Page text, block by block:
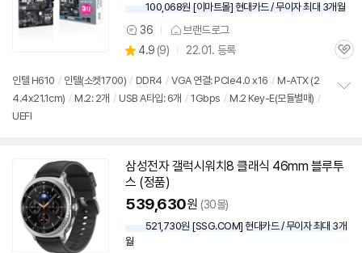
100,068원 [이마트몰] 현대카드 / 무이자 최대 3개월
상
품
견
36 브랜드로그
별
점
4.9 (상
리
뷰
9) 22.01. 등록
관
인텔 H610 / 인텔(소켓1700) / DDR4 / VGA 연결: PCIe4.0 x16 / M-ATX (2
4.4x21.1cm) / M.2: 2개 / USB A타입: 6개 / 1Gbps / M.2 Key-E(모듈별매) /
UEFI
삼성전자 갤럭시워치8 클래식 46mm 블루투
스 (정품)
539,630원 (30몰)
521,730원 [SSG.COM] 현대카드 / 무이자 최대 3개
월